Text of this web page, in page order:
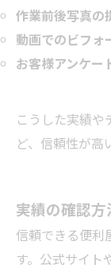
作業前後写真の
動画でのビフォ
お客様アンケー
こうした実績
ど、信頼性が高
実績の確認
信頼できる便利
す。公式サイト